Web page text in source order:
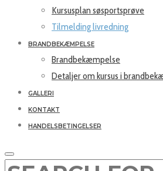
Kursusplan søsportsprøve
Tilmelding livredning
BRANDBEKÆMPELSE
Brandbekæmpelse
Detaljer om kursus i
GALLERI
KONTAKT
HANDELSBETINGELSER
SEARCH